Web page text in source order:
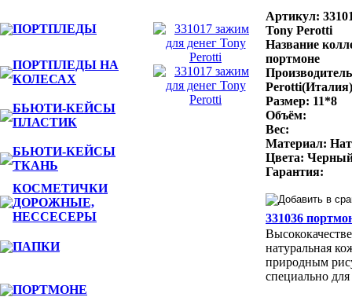
ПОРТПЛЕДЫ
ПОРТПЛЕДЫ НА
КОЛЕСАХ
БЬЮТИ-КЕЙСЫ
ПЛАСТИК
БЬЮТИ-КЕЙСЫ
ТКАНЬ
КОСМЕТИЧКИ
ДОРОЖНЫЕ,
НЕССЕСЕРЫ
ПАПКИ
ПОРТМОНЕ
Артикул:
Tony Perotti
Название
портмоне
Perotti(Италия)
Размер: 11*8
Объём:
Вес:
Материал:
Цвета:
Гарантия:
331036
натуральная
природным
специально